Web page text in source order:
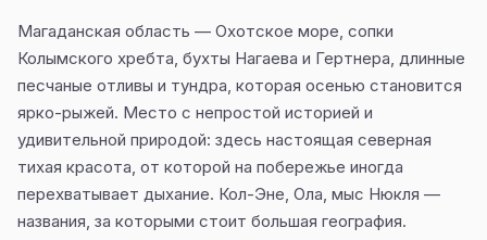
Магаданская область — Охотское море, сопки
Колымского хребта, бухты Нагаева и Гертнера, длинные
песчаные отливы и тундра, которая осенью становится
ярко-рыжей. Место с непростой историей и
удивительной природой: здесь настоящая северная
тихая красота, от которой на побережье иногда
перехватывает дыхание. Кол-Эне, Ола, мыс Нюкля —
названия, за которыми стоит большая география.